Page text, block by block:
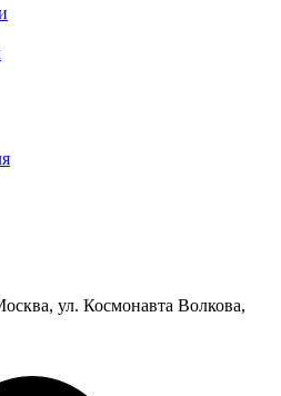
ул. Космонавта Волкова,